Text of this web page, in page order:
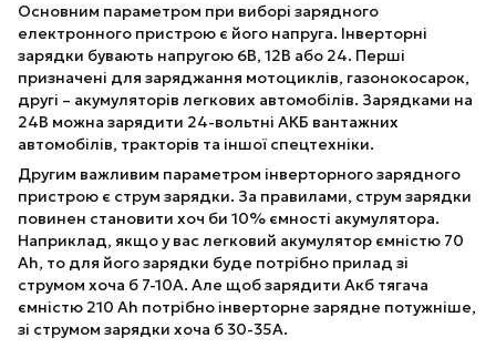
Основним параметром при виборі зарядного
електронного пристрою є його напруга. Інверторні
зарядки бувають напругою 6В, 12В або 24. Перші
призначені для заряджання мотоциклів, газонокосарок,
другі – акумуляторів легкових автомобілів. Зарядками на
24В можна зарядити 24-вольтні АКБ вантажних
автомобілів, тракторів та іншої спецтехніки.
Другим важливим параметром інверторного зарядного
пристрою є струм зарядки. За правилами, струм зарядки
повинен становити хоч би 10% ємності акумулятора.
Наприклад, якщо у вас легковий акумулятор ємністю 70
Ah, то для його зарядки буде потрібно прилад зі
струмом хоча б 7-10А. Але щоб зарядити Акб тягача
ємністю 210 Ah потрібно інверторне зарядне потужніше,
зі струмом зарядки хоча б 30-35А.